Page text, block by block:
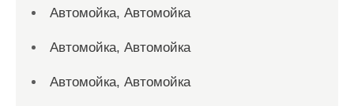
Автомойка, Автомойка
Автомойка, Автомойка
Автомойка, Автомойка